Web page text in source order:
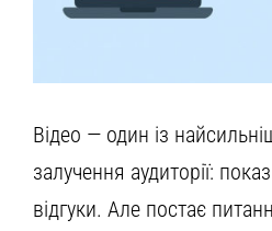
Відео — один із
залучення аудиторії:
відгуки. Але постає